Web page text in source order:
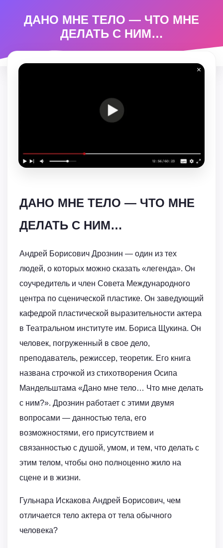
ДАНО МНЕ ТЕЛО — ЧТО МНЕ
ДЕЛАТЬ С НИМ…
ДАНО МНЕ ТЕЛО — ЧТО МНЕ
ДЕЛАТЬ С НИМ…
Андрей Борисович Дрознин — один из тех
людей, о которых можно сказать «легенда». Он
соучредитель и член Совета Международного
центра по сценической пластике. Он заведующий
кафедрой пластической выразительности актера
в Театральном институте им. Бориса Щукина. Он
человек, погруженный в свое дело,
преподаватель, режиссер, теоретик. Его книга
названа строчкой из стихотворения Осипа
Мандельштама «Дано мне тело… Что мне делать
с ним?». Дрознин работает с этими двумя
вопросами — данностью тела, его
возможностями, его присутствием и
связанностью с душой, умом, и тем, что делать с
этим телом, чтобы оно полноценно жило на
сцене и в жизни.
Гульнара Искакова Андрей Борисович, чем
отличается тело актера от тела обычного
человека?